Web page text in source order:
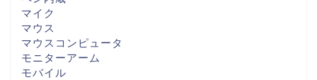
マイク
マウス
マウスコンピュータ
モニターアーム
モバイル